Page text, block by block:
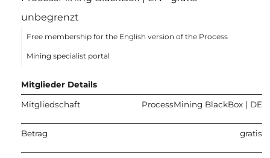
unbegrenzt
Free membership for the English version of the Process
Mining specialist portal
Mitglieder Details
Mitgliedschaft ProcessMining BlackBox | DE
Betrag gratis